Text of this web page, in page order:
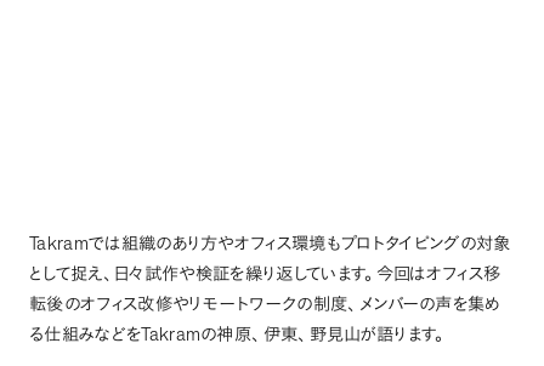
Takramでは組織のあり方やオフィス環境もプロトタイピングの対象
として捉え、 日々試作や検証を繰り返しています。 今回はオフィス移
転後のオフィス改修やリモートワークの制度、 メンバーの声を集め
る仕組みなどを Takramの神原、 伊東、 野見山が語ります。